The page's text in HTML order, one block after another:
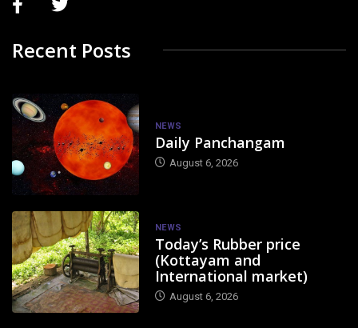
Recent Posts
NEWS
Daily Panchangam
August 6, 2026
NEWS
Today’s Rubber price
(Kottayam and
International market)
August 6, 2026